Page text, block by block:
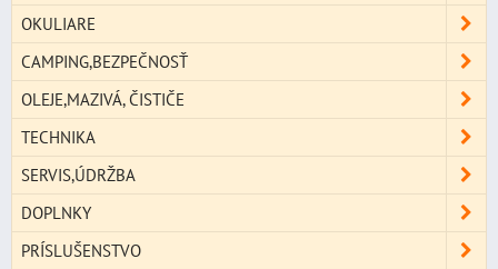
OKULIARE
CAMPING,BEZPEČNOSŤ
OLEJE,MAZIVÁ, ČISTIČE
TECHNIKA
SERVIS,ÚDRŽBA
DOPLNKY
PRÍSLUŠENSTVO